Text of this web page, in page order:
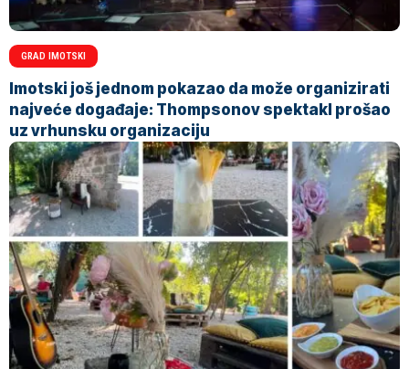
GRAD IMOTSKI
Imotski još jednom pokazao da može organizirati
najveće događaje: Thompsonov spektakl prošao
uz vrhunsku organizaciju